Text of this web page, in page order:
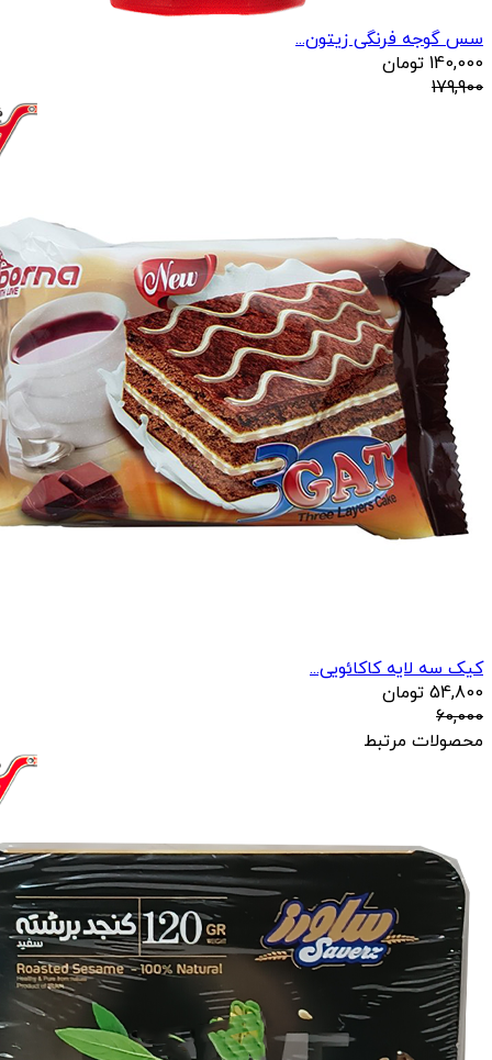
سس گوجه فرنگی زیتون...
140,000 تومان
179,900
کیک سه لایه کاکائویی...
54,800 تومان
60,000
محصولات مرتبط